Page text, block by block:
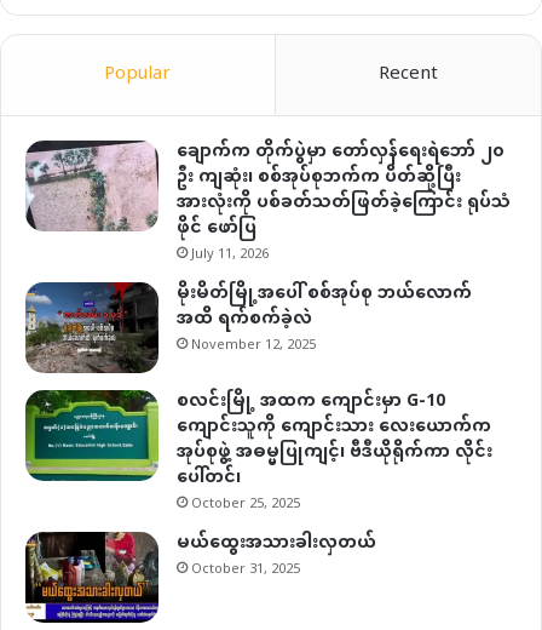
Popular Recent
ချောက်က တိုက်ပွဲမှာ တော်လှန်ရေးရဲဘော် ၂၀
ဦး ကျဆုံး၊ စစ်အုပ်စုဘက်က ပိတ်ဆို့ပြီး
အားလုံးကို ပစ်ခတ်သတ်ဖြတ်ခဲ့ကြောင်း ရုပ်သံ
ဖိုင် ဖော်ပြ
July 11, 2026
မိုးမိတ်မြို့အပေါ် စစ်အုပ်စု ဘယ်လောက်
အထိ ရက်စက်ခဲ့လဲ
November 12, 2025
စလင်းမြို့ အထက ကျောင်းမှာ G-10
ကျောင်းသူကို ကျောင်းသား လေးယောက်က
အုပ်စုဖွဲ့ အဓမ္မပြုကျင့်၊ ဗီဒီယိုရိုက်ကာ လိုင်း
ပေါ်တင်၊
October 25, 2025
မယ်ထွေးအသားခါးလှတယ်
October 31, 2025